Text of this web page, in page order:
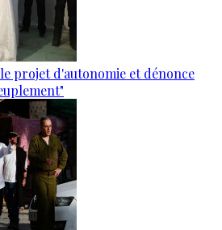
projet d'autonomie et dénonce